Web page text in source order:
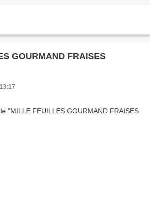
GOURMAND FRAISES